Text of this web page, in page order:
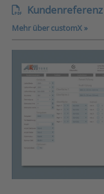
Mehr über customX »